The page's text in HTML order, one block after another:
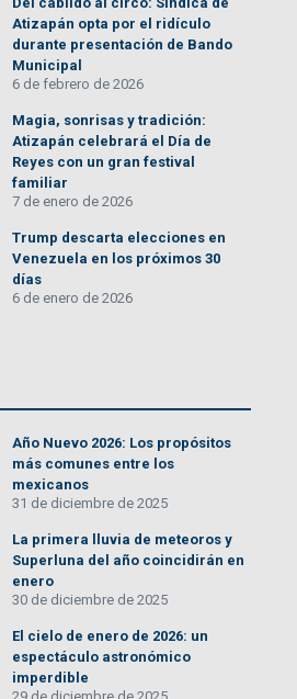
Atizapán opta por el ridículo
durante presentación de Bando
Municipal
6 de febrero de 2026
Magia, sonrisas y tradición:
Atizapán celebrará el Día de
Reyes con un gran festival
familiar
7 de enero de 2026
Trump descarta elecciones en
Venezuela en los próximos 30
días
6 de enero de 2026
Año Nuevo 2026: Los propósitos
más comunes entre los
mexicanos
31 de diciembre de 2025
La primera lluvia de meteoros y
Superluna del año coincidirán en
enero
30 de diciembre de 2025
El cielo de enero de 2026: un
espectáculo astronómico
imperdible